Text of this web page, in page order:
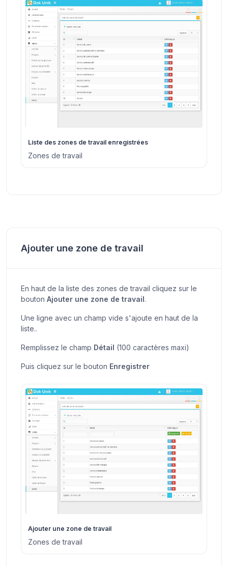
Liste des zones de travail enregistrées
Zones de travail
Ajouter une zone de travail
En haut de la liste des zones de travail cliquez sur le
bouton Ajouter une zone de travail .
Une ligne avec un champ vide s'ajoute en haut de la
liste..
Remplissez le champ Détail (100 caractères maxi)
Puis cliquez sur le bouton Enregistrer
Ajouter une zone de travail
Zones de travail